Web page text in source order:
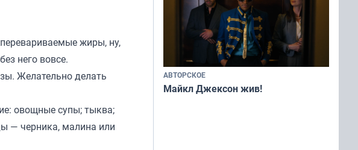
жиры, ну,
него вовсе.
Желательно делать
овощные супы; тыква;
— черника, малина или
АВТОРСКОЕ
Майкл Джексон жив!